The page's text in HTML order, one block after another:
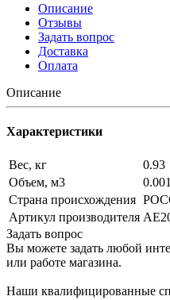
Описание
Отзывы
Задать вопрос
Доставка
Оплата
Описание
Характеристики
Вес, кг
0.93
Объем, м3
Страна происхождения
Артикул производителя
Задать вопрос
Вы можете задать любой
или работе магазина.
Наши квалифицированные